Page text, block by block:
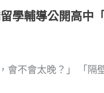
學輔導公開高中
會不會太晚？」 「隔